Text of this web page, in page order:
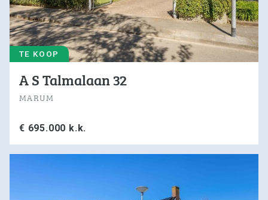
TE KOOP
A S Talmalaan 32
MARUM
€ 695.000 k.k.